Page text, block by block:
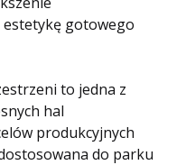
gotowego
to jedna z
hal
produkcyjnych
do parku